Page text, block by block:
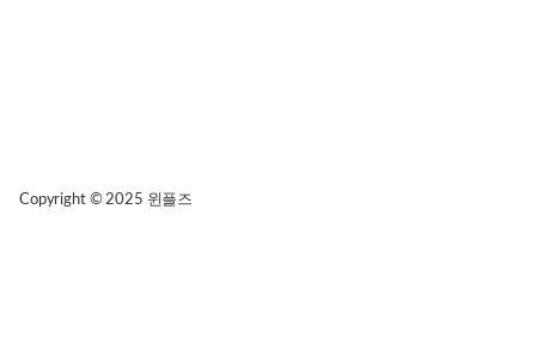
Copyright © 2025 윈플즈